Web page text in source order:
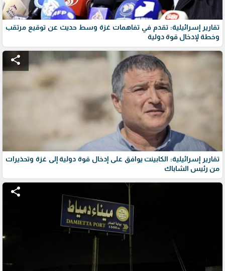
تقارير إسرائيلية: تقدم في تفاهمات غزة وسط حديث عن توقيع مرتقب
وخطة لإدخال قوة دولية
share
تقارير إسرائيلية: الكابينت يوافق على إدخال قوة دولية إلى غزة وتحذيرات
من رئيس الشاباك
share